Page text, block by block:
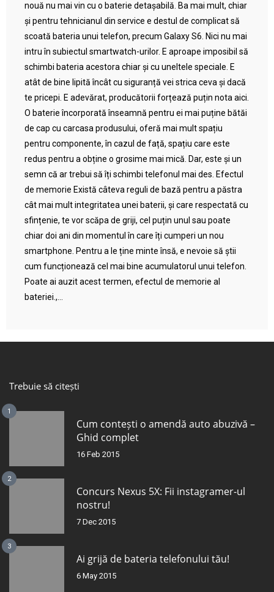
nouă nu mai vin cu o baterie detașabilă. Ba mai mult, chiar
și pentru tehnicianul din service e destul de complicat să
scoată bateria unui telefon, precum Galaxy S6. Nici nu mai
intru în subiectul smartwatch-urilor. E aproape imposibil să
schimbi bateria acestora chiar și cu uneltele speciale. E
atât de bine lipită încât cu siguranță vei strica ceva și dacă
te pricepi. E adevărat, producătorii forțează puțin nota aici.
O baterie încorporată înseamnă pentru ei mai puține bătăi
de cap cu carcasa produsului, oferă mai mult spațiu
pentru componente, în cazul de față, spațiu care este
redus pentru a obține o grosime mai mică. Dar, este și un
semn că ar trebui să îți schimbi telefonul mai des. Efectul
de memorie Există câteva reguli de bază pentru a păstra
cât mai mult integritatea unei baterii, și care respectată cu
sfințenie, te vor scăpa de griji, cel puțin unul sau poate
chiar doi ani din momentul în care îți cumperi un nou
smartphone. Pentru a le ține minte însă, e nevoie să știi
cum funcționează cel mai bine acumulatorul unui telefon.
Poate ai auzit acest termen, efectul de memorie al
bateriei.,...
Trebuie să citești
1
Cum contești o amendă auto abuzivă –
Ghid complet
16 Feb 2015
2
Concurs Nexus 5X: Fii instagramer-ul
nostru!
7 Dec 2015
3
Ai grijă de bateria telefonului tău!
6 May 2015